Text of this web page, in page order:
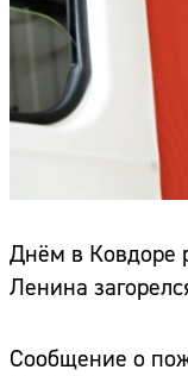
Днём в Ковдоре
Ленина
Сообщение о